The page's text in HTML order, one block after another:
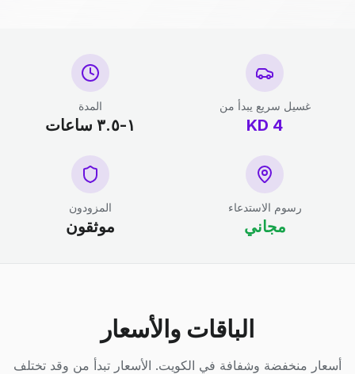
غسيل سريع يبدأ من
4
KD
المدة
١-٣.٥ ساعات
رسوم الاستدعاء
مجاني
المزودون
موثقون
الباقات والأسعار
أسعار منخفضة وشفافة في الكويت. الأسعار تبدأ من وقد تختلف